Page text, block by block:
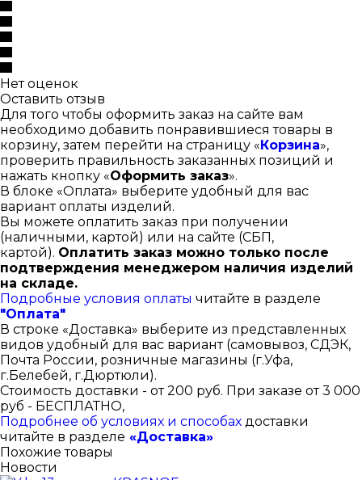
Нет оценок
Оставить отзыв
Для того чтобы оформить заказ на сайте вам
необходимо добавить понравившиеся товары в
корзину, затем перейти на страницу «Корзина»,
проверить правильность заказанных позиций и
нажать кнопку «Оформить заказ».
В блоке «Оплата» выберите удобный для вас
вариант оплаты изделий.
Вы можете оплатить заказ при получении
(наличными, картой) или на сайте (СБП,
картой). Оплатить заказ можно только после
подтверждения менеджером наличия изделий
на складе.
Подробные условия оплаты читайте в разделе
"Оплата"
В строке «Доставка» выберите из представленных
видов удобный для вас вариант (самовывоз, СДЭК,
Почта России, розничные магазины (г.Уфа,
г.Белебей, г.Дюртюли).
Стоимость доставки - от 200 руб. При заказе от 3 000
руб - БЕСПЛАТНО,
Подробнее об условиях и способах доставки
читайте в разделе «Доставка»
Похожие товары
Новости